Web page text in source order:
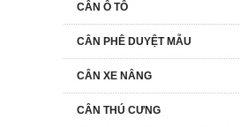
CÂN Ô TÔ
CÂN PHÊ DUYỆT MẪU
CÂN XE NÂNG
CÂN THÚ CƯNG